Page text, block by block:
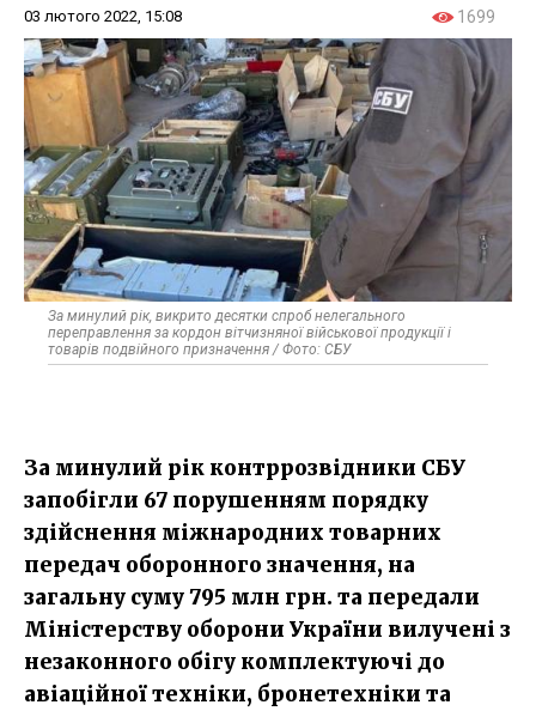
03 лютого 2022, 15:08 1699
За минулий рік, викрито десятки спроб нелегального
переправлення за кордон вітчизняної військової продукції і
товарів подвійного призначення / Фото: СБУ
За минулий рік контррозвідники СБУ
запобігли 67 порушенням порядку
здійснення міжнародних товарних
передач оборонного значення, на
загальну суму 795 млн грн. та передали
Міністерству оборони України вилучені з
незаконного обігу комплектуючі до
авіаційної техніки, бронетехніки та